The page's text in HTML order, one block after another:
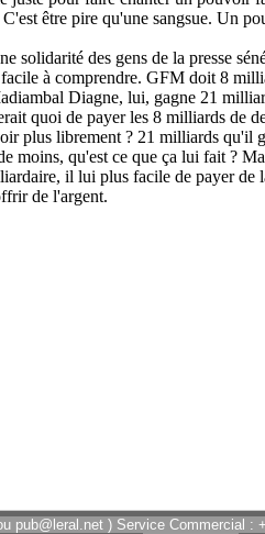
pub@leral.net ) Service Commercial :